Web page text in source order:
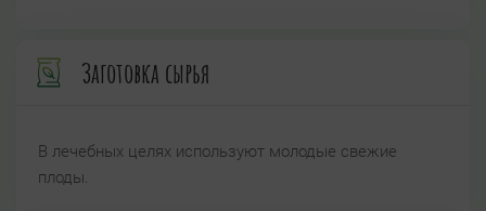
Заготовка сырья
В лечебных целях используют молодые свежие
плоды.